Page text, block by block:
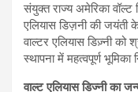
संयुक्त राज्य अमेरिका वॉल्ट
एलियास डिज़नी की जयंती
वाल्टर एलियास डिज़्नी को
स्थापना में महत्वपूर्ण भूमिका
वाल्ट एलियास डिज्नी का